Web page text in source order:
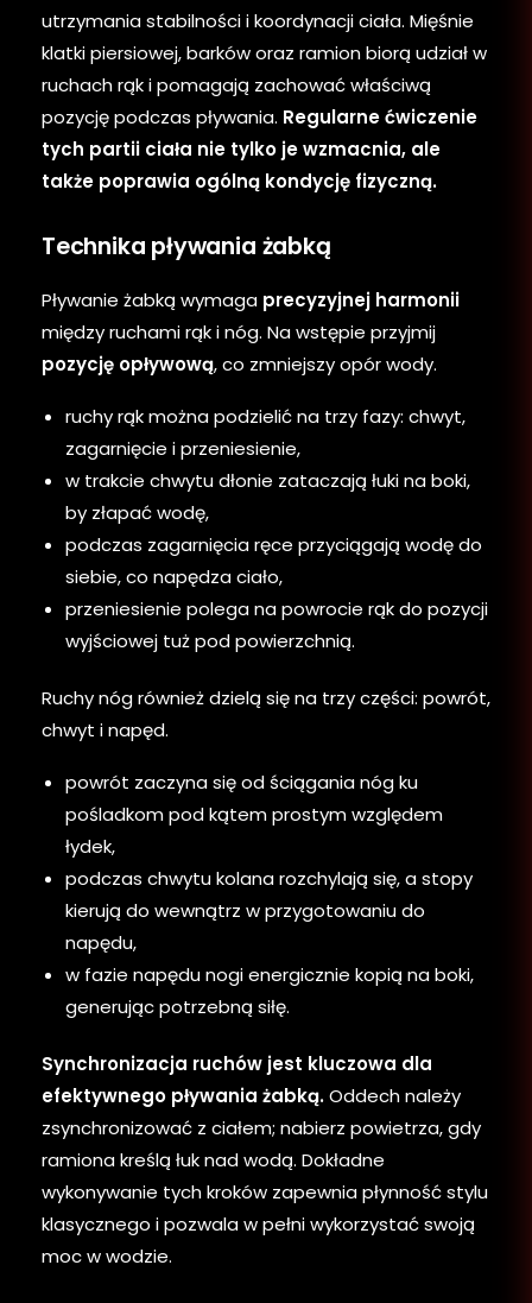
utrzymania stabilności i koordynacji ciała. Mięśnie
klatki piersiowej, barków oraz ramion biorą udział w
ruchach rąk i pomagają zachować właściwą
pozycję podczas pływania. Regularne ćwiczenie
tych partii ciała nie tylko je wzmacnia, ale
także poprawia ogólną kondycję fizyczną.
Technika pływania żabką
Pływanie żabką wymaga precyzyjnej harmonii
między ruchami rąk i nóg. Na wstępie przyjmij
pozycję opływową, co zmniejszy opór wody.
ruchy rąk można podzielić na trzy fazy: chwyt,
zagarnięcie i przeniesienie,
w trakcie chwytu dłonie zataczają łuki na boki,
by złapać wodę,
podczas zagarnięcia ręce przyciągają wodę do
siebie, co napędza ciało,
przeniesienie polega na powrocie rąk do pozycji
wyjściowej tuż pod powierzchnią.
Ruchy nóg również dzielą się na trzy części: powrót,
chwyt i napęd.
powrót zaczyna się od ściągania nóg ku
pośladkom pod kątem prostym względem
łydek,
podczas chwytu kolana rozchylają się, a stopy
kierują do wewnątrz w przygotowaniu do
napędu,
w fazie napędu nogi energicznie kopią na boki,
generując potrzebną siłę.
Synchronizacja ruchów jest kluczowa dla
efektywnego pływania żabką.Oddech należy
zsynchronizować z ciałem; nabierz powietrza, gdy
ramiona kreślą łuk nad wodą. Dokładne
wykonywanie tych kroków zapewnia płynność stylu
klasycznego i pozwala w pełni wykorzystać swoją
moc w wodzie.